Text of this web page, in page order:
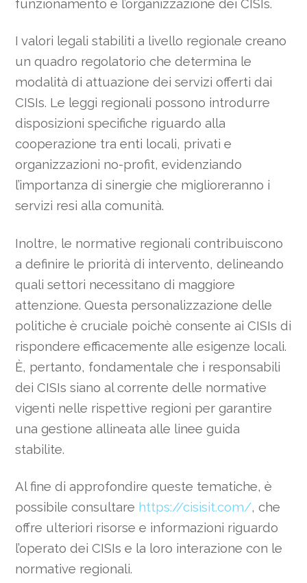
funzionamento e l’organizzazione dei CISIs.
I valori legali stabiliti a livello regionale creano
un quadro regolatorio che determina le
modalità di attuazione dei servizi offerti dai
CISIs. Le leggi regionali possono introdurre
disposizioni specifiche riguardo alla
cooperazione tra enti locali, privati e
organizzazioni no-profit, evidenziando
l’importanza di sinergie che miglioreranno i
servizi resi alla comunità.
Inoltre, le normative regionali contribuiscono
a definire le priorità di intervento, delineando
quali settori necessitano di maggiore
attenzione. Questa personalizzazione delle
politiche è cruciale poichè consente ai CISIs di
rispondere efficacemente alle esigenze locali.
È, pertanto, fondamentale che i responsabili
dei CISIs siano al corrente delle normative
vigenti nelle rispettive regioni per garantire
una gestione allineata alle linee guida
stabilite.
Al fine di approfondire queste tematiche, è
possibile consultare https://cisisit.com/, che
offre ulteriori risorse e informazioni riguardo
l’operato dei CISIs e la loro interazione con le
normative regionali.